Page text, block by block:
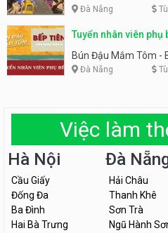
Đà Nẵng
Tuyển nhân viên phụ
Tiên
Bún Đậu Mắm Tôm -
Đà Nẵng
Việc làm
Hà Nội
Cầu Giấy
Đống Đa
Ba Đình
Hai Bà Trưng
Đà
Hải Châu
Thanh Khê
Sơn Trà
Ngũ Hành